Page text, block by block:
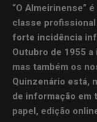
“O Almeirinense”
classe
forte incidência
Outubro de 1955
mas também os
Quinzenário está,
de informação em
papel, edição